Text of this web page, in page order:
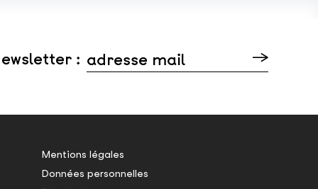
: adresse mail
Mentions légales
Données personnelles